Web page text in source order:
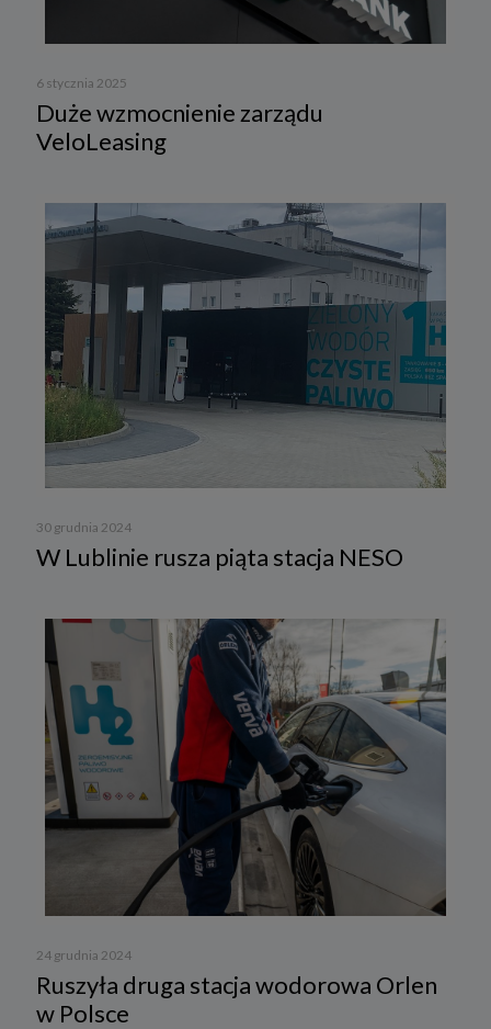
6 stycznia 2025
Duże wzmocnienie zarządu
VeloLeasing
30 grudnia 2024
W Lublinie rusza piąta stacja NESO
24 grudnia 2024
Ruszyła druga stacja wodorowa Orlen
w Polsce